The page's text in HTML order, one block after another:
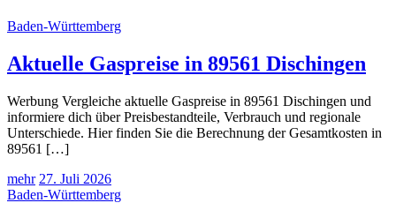
Baden-Württemberg
Aktuelle Gaspreise in 89561 Dischingen
Werbung Vergleiche aktuelle Gaspreise in 89561 Dischingen und
informiere dich über Preisbestandteile, Verbrauch und regionale
Unterschiede. Hier finden Sie die Berechnung der Gesamtkosten in
89561 […]
mehr 27. Juli 2026
Baden-Württemberg